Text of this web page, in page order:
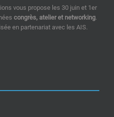
vous propose les 30 juin et 1er
congrès, atelier et networking.
en partenariat avec les AIS.